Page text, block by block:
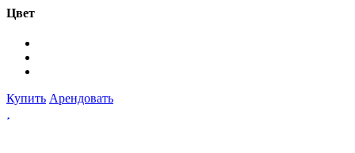
Цвет
Купить Арендовать